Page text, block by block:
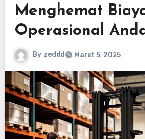
Menghemat
Operasional
By zeddd Maret 5, 2025